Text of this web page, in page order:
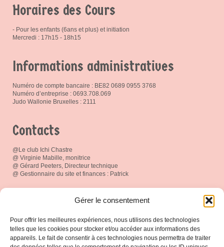
Gérer le consentement
Pour offrir les meilleures expériences, nous utilisons des technologies
telles que les cookies pour stocker et/ou accéder aux informations des
appareils. Le fait de consentir à ces technologies nous permettra de traiter
Horaires des Cours
- Pour les enfants (6ans et plus) et initiation
Mercredi : 17h15 - 18h15
Informations administratives
Numéro de compte bancaire : BE82 0689 0955 3768
Numéro d’entreprise : 0693.708.069
Judo Wallonie Bruxelles : 2111
Contacts
@Le club Ichi Chastre
@ Virginie Mabille, monitrice
@ Gérard Peeters, Directeur technique
@ Gestionnaire du site et finances : Patrick
Réseau social